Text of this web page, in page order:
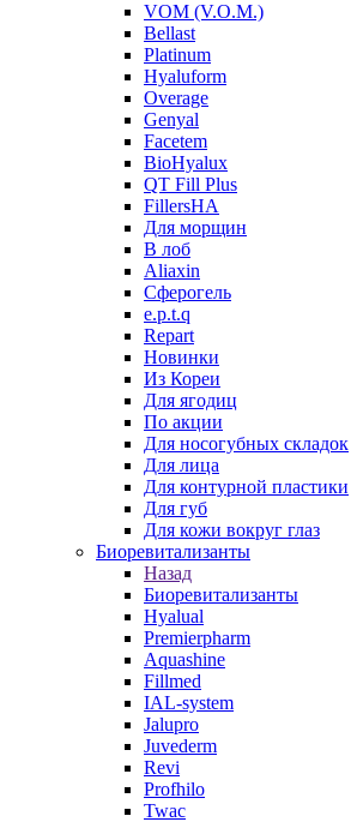
VOM (V.O.M.)
Bellast
Platinum
Hyaluform
Overage
Genyal
Facetem
BioHyalux
QT Fill Plus
FillersHA
Для морщин
В лоб
Aliaxin
Сферогель
e.p.t.q
Repart
Новинки
Из Кореи
Для ягодиц
По акции
Для носогубных складок
Для лица
Для контурной пластики
Для губ
Для кожи вокруг глаз
Биоревитализанты
Назад
Биоревитализанты
Hyalual
Premierpharm
Aquashine
Fillmed
IAL-system
Jalupro
Juvederm
Revi
Profhilo
Twac